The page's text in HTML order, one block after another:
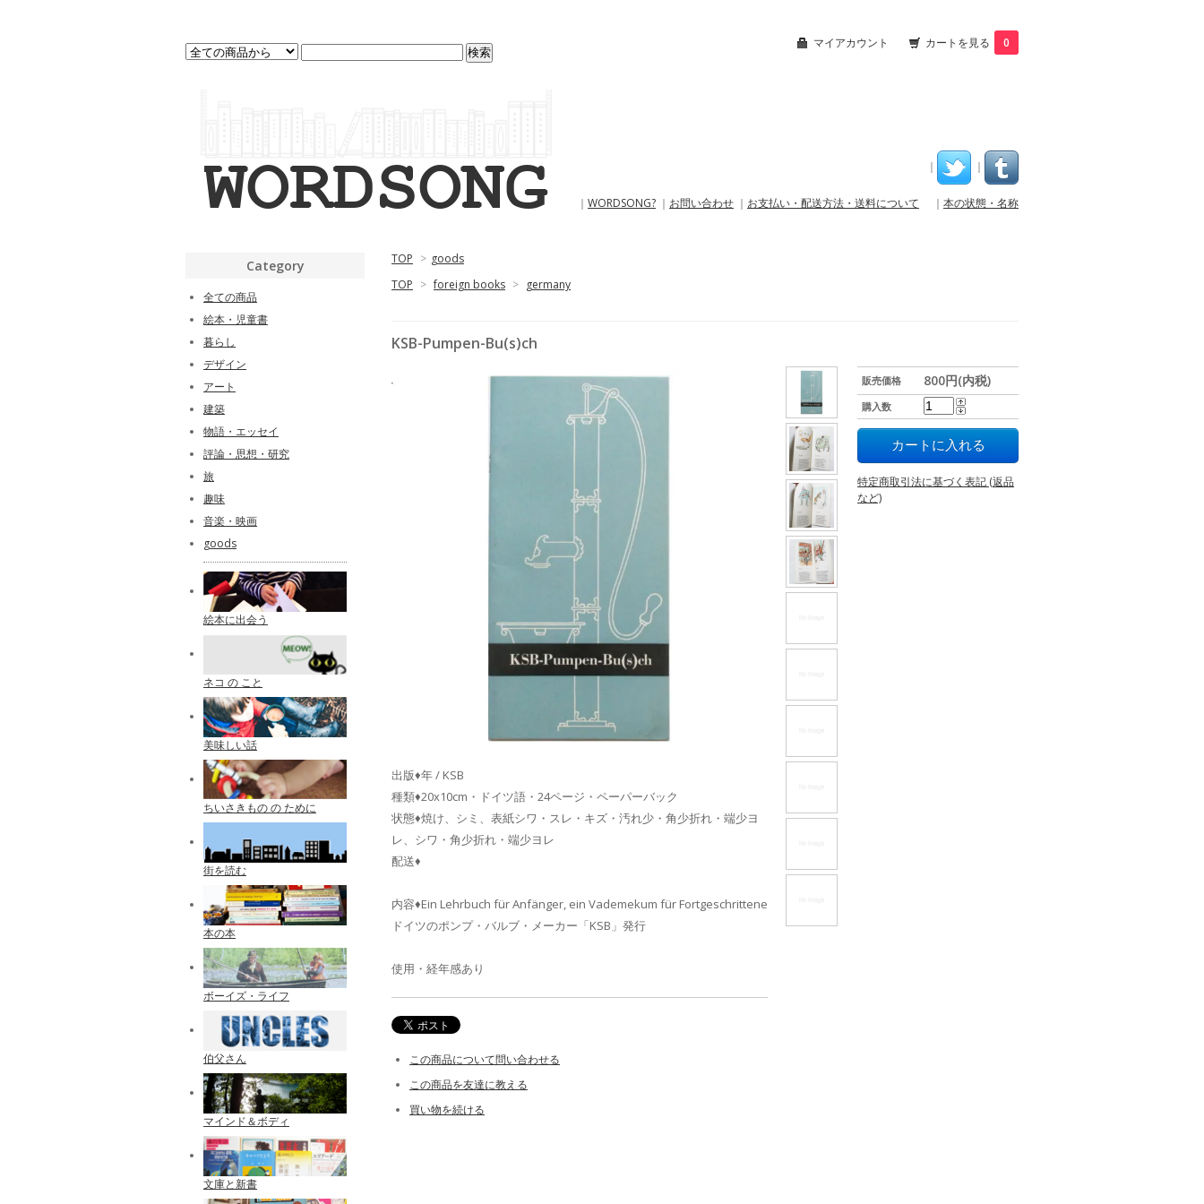
マイアカウント カートを見る 0
｜ ｜
｜ WORDSONG? ｜ お問い合わせ ｜ お支払い・配送方法・送料について ｜ 本の状態・名称
TOP > goods
TOP > foreign books > germany
KSB-Pumpen-Bu(s)ch
販売価格 800円(内税)
購入数
特定商取引法に基づく表記 (返品
など)
出版♦年 / KSB
種類♦20x10cm・ドイツ語・24ページ・ペーパーバック
状態♦焼け、シミ、表紙シワ・スレ・キズ・汚れ少・角少折れ・端少ヨ
レ、シワ・角少折れ・端少ヨレ
配送♦
内容♦Ein Lehrbuch für Anfänger, ein Vademekum für Fortgeschrittene
ドイツのポンプ・バルブ・メーカー「KSB」発行
使用・経年感あり
この商品について問い合わせる
この商品を友達に教える
買い物を続ける
Category
全ての商品
絵本・児童書
暮らし
デザイン
アート
建築
物語・エッセイ
評論・思想・研究
旅
趣味
音楽・映画
goods
絵本に出会う
ネコ の こと
美味しい話
ちいさきもの の ために
街を読む
本の本
ボーイズ・ライフ
伯父さん
マインド＆ボディ
文庫と新書